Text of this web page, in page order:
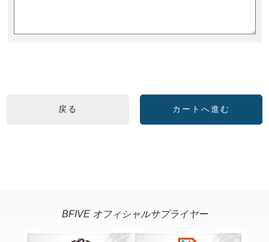
BFIVE オフィシャルサプライヤー